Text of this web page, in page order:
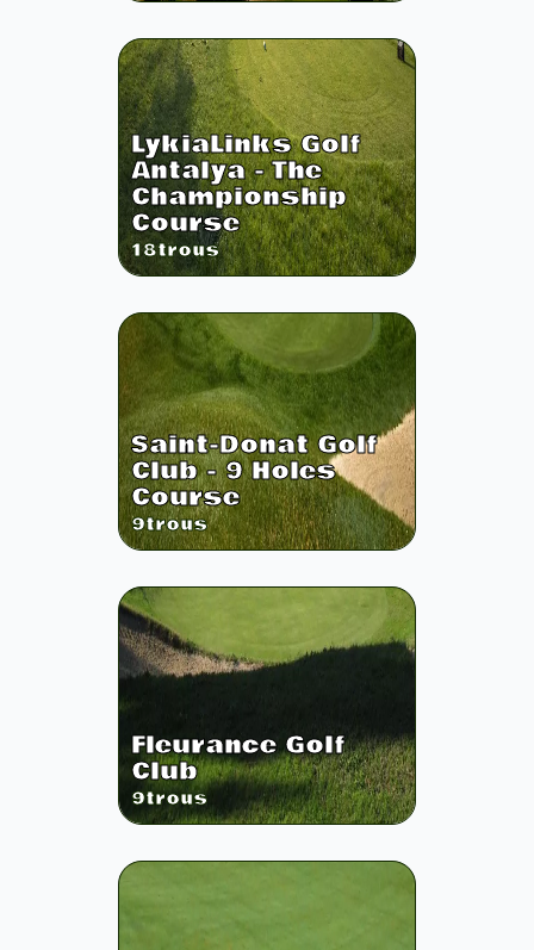
LykiaLinks Golf
Antalya - The
Championship
Course
18trous
Saint-Donat Golf
Club - 9 Holes
Course
9trous
Fleurance Golf
Club
9trous